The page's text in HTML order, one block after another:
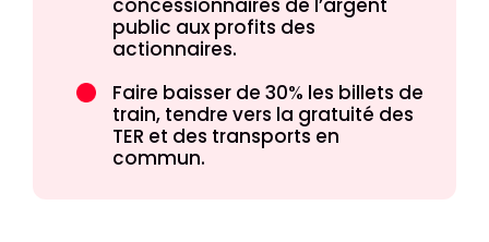
concessionnaires de l’argent
public aux profits des
actionnaires.
Faire baisser de 30% les billets de
train, tendre vers la gratuité des
TER et des transports en
commun.